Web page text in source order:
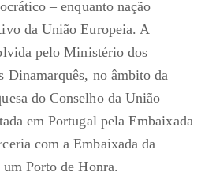
– enquanto nação
da União Europeia. A
pelo Ministério dos
Dinamarquês, no âmbito da
do Conselho da União
em Portugal pela Embaixada
com a Embaixada da
Porto de Honra.